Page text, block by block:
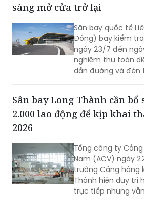
sàng mở cửa trở lại
Sân bay quốc tế
Đồng) bay kiểm
ngày 23/7 đến
nghiệm thu toàn
dẫn đường và đèn
bay Liên Khương
ngày 19/8.
Sân bay Long Thành cần bổ
2.000 lao động để kịp khai
2026
Tổng công ty
Nam (ACV) ngày
trường Cảng hàng
Thành hiện duy trì
trực tiếp nhưng